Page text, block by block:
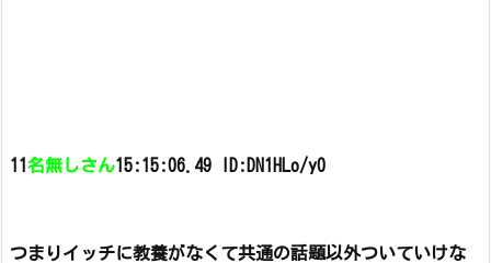
11 名無しさん15:15:06.49 ID:DN1HLo/y0
つまりイッチに教養がなくて共通の話題以外ついていけな